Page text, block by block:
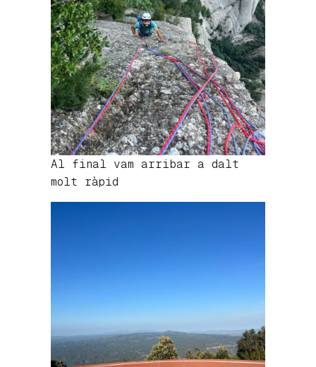
Al final vam arribar a dalt
molt ràpid